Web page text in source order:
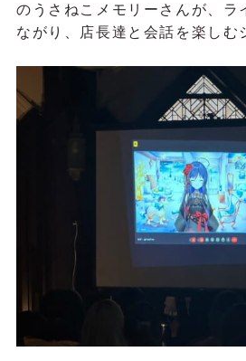
のうさねこメモリーさんが、ラ
ながり、店長達と会話を楽しむ